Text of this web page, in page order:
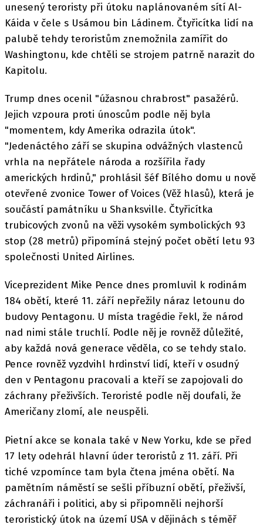
unesený teroristy při útoku naplánovaném sítí Al-
Káida v čele s Usámou bin Ládinem. Čtyřicítka lidí na
palubě tehdy teroristům znemožnila zamířit do
Washingtonu, kde chtěli se strojem patrně narazit do
Kapitolu.
Trump dnes ocenil "úžasnou chrabrost" pasažérů.
Jejich vzpoura proti únoscům podle něj byla
"momentem, kdy Amerika odrazila útok".
"Jedenáctého září se skupina odvážných vlastenců
vrhla na nepřátele národa a rozšířila řady
amerických hrdinů," prohlásil šéf Bílého domu u nově
otevřené zvonice Tower of Voices (Věž hlasů), která je
součástí památníku u Shanksville. Čtyřicítka
trubicových zvonů na věži vysokém symbolických 93
stop (28 metrů) připomíná stejný počet obětí letu 93
společnosti United Airlines.
Viceprezident Mike Pence dnes promluvil k rodinám
184 obětí, které 11. září nepřežily náraz letounu do
budovy Pentagonu. U místa tragédie řekl, že národ
nad nimi stále truchlí. Podle něj je rovněž důležité,
aby každá nová generace věděla, co se tehdy stalo.
Pence rovněž vyzdvihl hrdinství lidí, kteří v osudný
den v Pentagonu pracovali a kteří se zapojovali do
záchrany přeživších. Teroristé podle něj doufali, že
Američany zlomí, ale neuspěli.
Pietní akce se konala také v New Yorku, kde se před
17 lety odehrál hlavní úder teroristů z 11. září. Při
tiché vzpomínce tam byla čtena jména obětí. Na
pamětním náměstí se sešli příbuzní obětí, přeživší,
záchranáři i politici, aby si připomněli nejhorší
teroristický útok na území USA v dějinách s téměř